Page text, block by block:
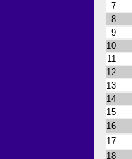
7
8
9
10
11
12
13
14
15
16
17
18